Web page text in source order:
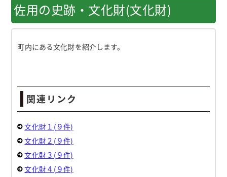
佐用の史跡・文化財(文化財)
町内にある文化財を紹介します。
関連リンク
文化財１(９件)
文化財２(９件)
文化財３(９件)
文化財４(９件)